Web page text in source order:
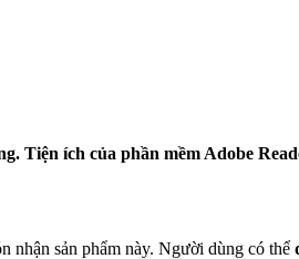
Tiện ích của phần mềm Adobe
nhận sản phẩm này. Người dùng có thể